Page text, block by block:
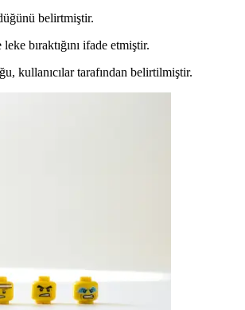
belirtmiştir.
bıraktığını ifade etmiştir.
kullanıcılar tarafından belirtilmiştir.